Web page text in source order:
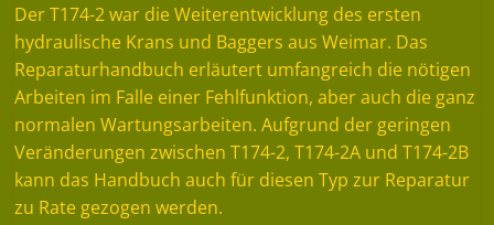
Der T174-2 war die Weiterentwicklung des ersten
hydraulische Krans und Baggers aus Weimar. Das
Reparaturhandbuch erläutert umfangreich die nötigen
Arbeiten im Falle einer Fehlfunktion, aber auch die ganz
normalen Wartungsarbeiten. Aufgrund der geringen
Veränderungen zwischen T174-2, T174-2A und T174-2B
kann das Handbuch auch für diesen Typ zur Reparatur
zu Rate gezogen werden.